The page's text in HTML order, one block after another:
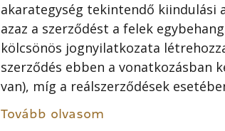
akarategység tekintendő kiindulási
azaz a szerződést a felek
kölcsönös jognyilatkozata
szerződés ebben a vonatkozásban
van), míg a reálszerződések
Tovább olvasom